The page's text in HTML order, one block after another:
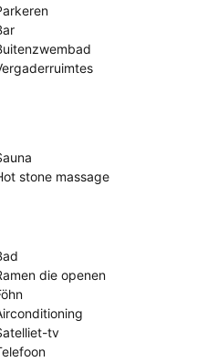
stone massage
die openen
tv